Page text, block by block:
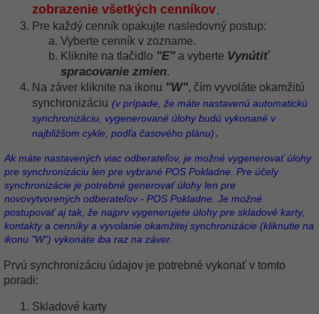
zobrazenie všetkých cenníkov.
Pre každý cenník opakujte nasledovný postup:
Vyberte cenník v zozname.
Kliknite na tlačidlo "E" a vyberte Vynútiť
spracovanie zmien.
Na záver kliknite na ikonu "W", čím vyvoláte okamžitú
synchronizáciu (v prípade, že máte nastavenú automatickú
synchronizáciu, vygenerované úlohy budú vykonané v
najbližšom cykle, podľa časového plánu).
Ak máte nastavených viac odberateľov, je možné vygenerovať úlohy
pre synchronizáciu len pre vybrané POS Pokladne. Pre účely
synchronizácie je potrebné generovať úlohy len pre
novovytvorených odberateľov - POS Pokladne. Je možné
postupovať aj tak, že najprv vygenerujete úlohy pre skladové karty,
kontakty a cenníky a vyvolanie okamžitej synchronizácie (kliknutie na
ikonu "W") vykonáte iba raz na záver.
Prvú synchronizáciu údajov je potrebné vykonať v tomto
poradi:
Skladové karty